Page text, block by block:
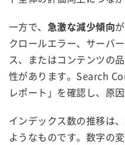
一方で、 急激な減少傾向
クロールエラー、サーバ
ス、またはコンテンツの
性があります。Search
レポート」を確認し、原
インデックス数の推移は
ようなものです。数字の